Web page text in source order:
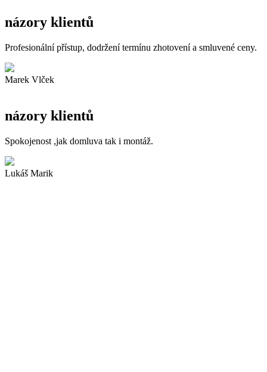
názory klientů
Profesionální přístup, dodržení termínu zhotovení a smluvené ceny.
Marek Vlček
názory klientů
Spokojenost ,jak domluva tak i montáž.
Lukáš Marik